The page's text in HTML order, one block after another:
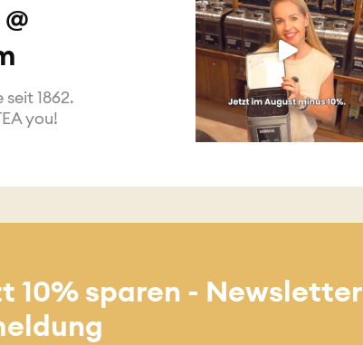
seit 1862.
you!
10% sparen - Newsletter